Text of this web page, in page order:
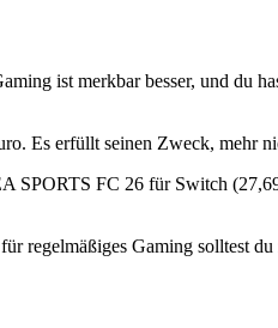
ist merkbar besser, und du
Es erfüllt seinen Zweck, mehr
FC 26 für Switch
regelmäßiges Gaming solltest